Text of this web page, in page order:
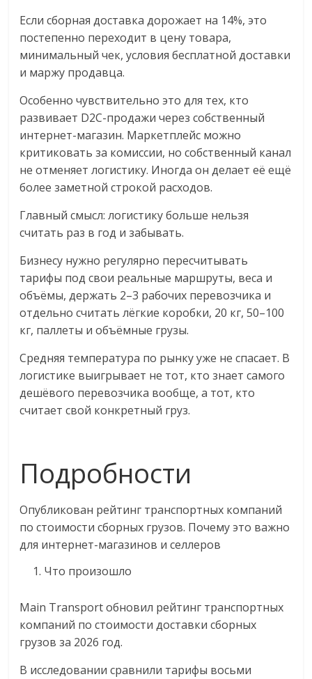
Если сборная доставка дорожает на 14%, это
постепенно переходит в цену товара,
минимальный чек, условия бесплатной доставки
и маржу продавца.
Особенно чувствительно это для тех, кто
развивает D2C-продажи через собственный
интернет-магазин. Маркетплейс можно
критиковать за комиссии, но собственный канал
не отменяет логистику. Иногда он делает её ещё
более заметной строкой расходов.
Главный смысл: логистику больше нельзя
считать раз в год и забывать.
Бизнесу нужно регулярно пересчитывать
тарифы под свои реальные маршруты, веса и
объёмы, держать 2–3 рабочих перевозчика и
отдельно считать лёгкие коробки, 20 кг, 50–100
кг, паллеты и объёмные грузы.
Средняя температура по рынку уже не спасает. В
логистике выигрывает не тот, кто знает самого
дешёвого перевозчика вообще, а тот, кто
считает свой конкретный груз.
Подробности
Опубликован рейтинг транспортных компаний
по стоимости сборных грузов. Почему это важно
для интернет-магазинов и селлеров
Что произошло
Main Transport обновил рейтинг транспортных
компаний по стоимости доставки сборных
грузов за 2026 год.
В исследовании сравнили тарифы восьми